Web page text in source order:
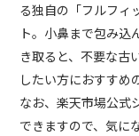
る独自の「フルフィ
ト。小鼻まで包み込
き取ると、不要な古
したい方におすすめ
なお、楽天市場公式
できますので、気に